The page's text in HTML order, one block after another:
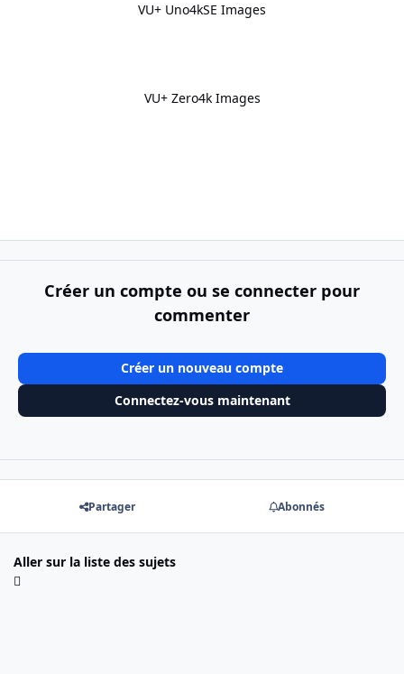
VU+ Uno4kSE Images
VU+ Zero4k Images
Créer un compte ou se connecter pour
commenter
Créer un nouveau compte
Connectez-vous maintenant
Partager Abonnés
Aller sur la liste des sujets